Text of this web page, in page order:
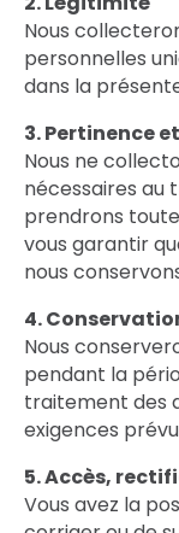
Nous
personnelles
dans la
3. Pertinence
Nous ne
nécessaires au
prendrons
vous garantir
nous
4.
Nous
pendant la
traitement des
exigences
5. Accès,
Vous avez la